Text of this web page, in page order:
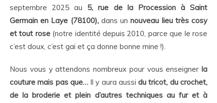
septembre 2025 au 5, rue de la Procession à Saint
Germain en Laye (78100),dans unnouveau lieu très cosy
et tout rose(notre identité depuis 2010, parce que le rose
c’est doux, c’est gai et ça donne bonne mine !).
Nous vous y attendons nombreux pour vous enseigner la
couture mais pas que…Il y aura aussidu tricot, du crochet,
de la broderie et plein d’autres techniques au fur et à